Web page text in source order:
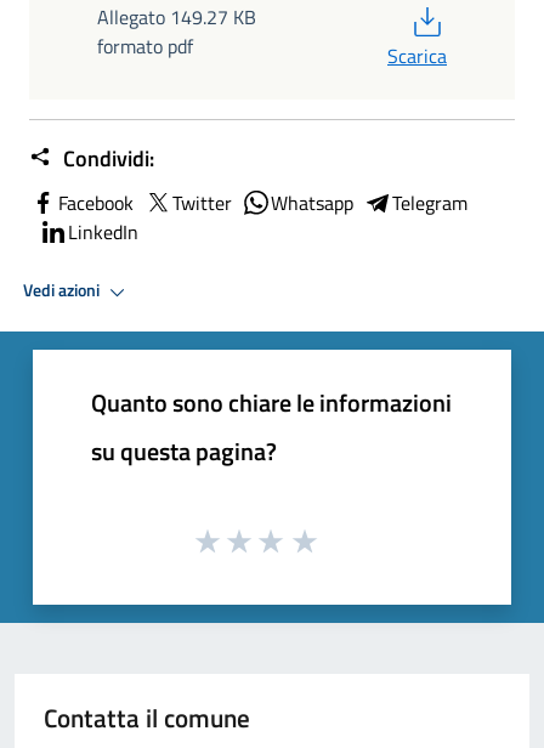
Allegato 149.27 KB
formato pdf
Scarica
Condividi:
Facebook Twitter Whatsapp
Telegram
LinkedIn
Vedi azioni
Quanto sono chiare le informazioni
su questa pagina?
Contatta il comune